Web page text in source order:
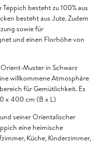
besteht zu 100% aus
besteht aus Jute. Zudem
sowie für
und einen Florhöhe von
Muster in Schwarz
willkommene Atmosphäre
für Gemütlichkeit. Es
x 400 cm (B x L)
seiner Orientalischer
eine heimische
Küche, Kinderzimmer,